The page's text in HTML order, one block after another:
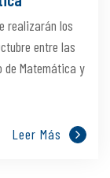
realizarán los
entre las
de Matemática y
Leer Más